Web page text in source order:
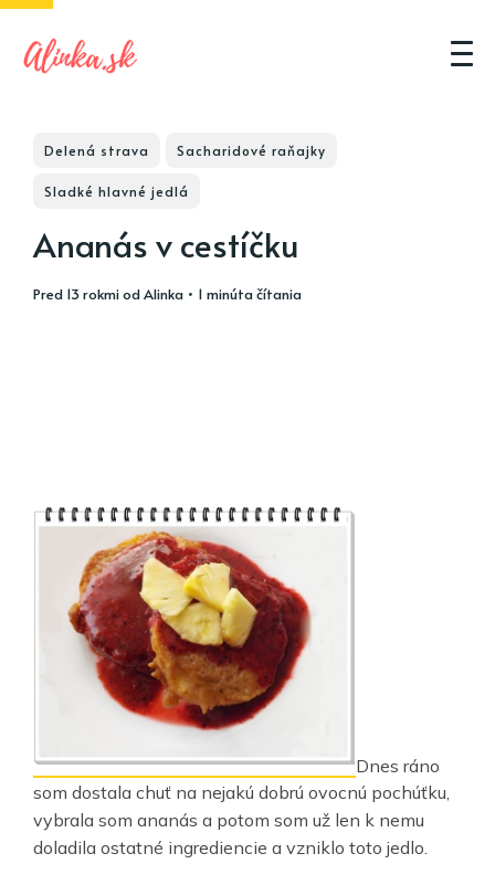
Delená strava Sacharidové raňajky
Sladké hlavné jedlá
Ananás v cestíčku
pred 13 rokmiodAlinka • 1 minúta čítania
Dnes ráno
som dostala chuť na nejakú dobrú ovocnú pochúťku,
vybrala som ananás a potom som už len k nemu
doladila ostatné ingrediencie a vzniklo toto jedlo.